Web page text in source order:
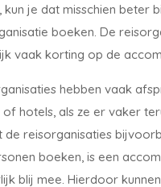
kun je dat misschien beter
boeken. De
vaak korting op de
hebben vaak
of hotels, als ze er vaker
de reisorganisaties
boeken, is een
blij mee. Hierdoor